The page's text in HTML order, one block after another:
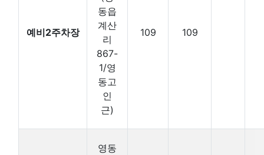
예비2주차장
동읍
계산
리
867-
1/영
동고
인
근)
109 109
영동